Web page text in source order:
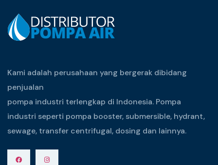
Kami adalah perusahaan yang bergerak dibidang
penjualan
pompa industri terlengkap di Indonesia. Pompa
industri seperti pompa booster, submersible, hydrant,
sewage, transfer centrifugal, dosing dan lainnya.